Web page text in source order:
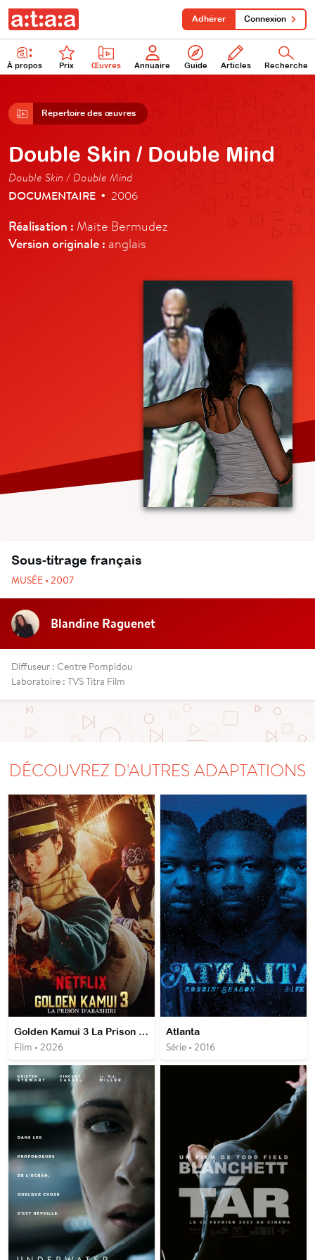
À propos Prix Œuvres Annuaire Guide Articles Recherche
Adhérer Connexion
Répertoire des œuvres
Double Skin / Double Mind
Double Skin / Double Mind
DOCUMENTAIRE • 2006
Réalisation : Maite Bermudez
Version originale : anglais
Sous-titrage français
MUSÉE • 2007
Blandine Raguenet
Diffuseur : Centre Pompidou
Laboratoire : TVS Titra Film
DÉCOUVREZ D'AUTRES ADAPTATIONS
Golden Kamui 3 La Prison d'Abashiri
Film • 2026
Atlanta
Série • 2016